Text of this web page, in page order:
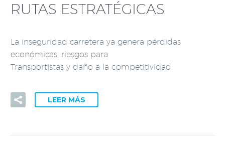
RUTAS ESTRATÉGICAS
La inseguridad carretera ya genera pérdidas
económicas, riesgos para
Transportistas y daño a la competitividad.
LEER MÁS